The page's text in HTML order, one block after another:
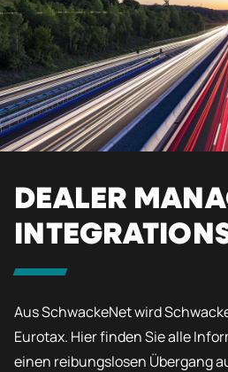
Inhalt
DEALER
Aus SchwackeNet wird
Eurotax. Hier finden Sie alle
einen reibungslosen Übergang